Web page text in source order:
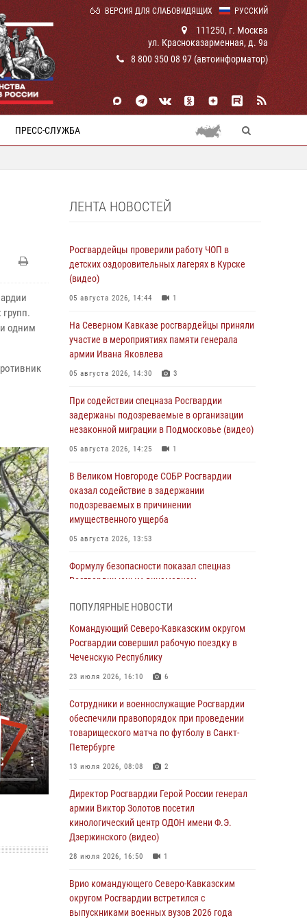
РУССКИЙ
ВЕРСИЯ ДЛЯ СЛАБОВИДЯЩИХ
111250, г. Москва
ул. Красноказарменная, д. 9а
8 800 350 08 97 (автоинформатор)
ПРЕСС-СЛУЖБА
одним
ЛЕНТА НОВОСТЕЙ
Росгвардейцы проверили работу ЧОП в
детских оздоровительных лагерях в Курске
(видео)
05 августа 2026, 14:44 1
На Северном Кавказе росгвардейцы приняли
участие в мероприятиях памяти генерала
армии Ивана Яковлева
05 августа 2026, 14:30 3
При содействии спецназа Росгвардии
задержаны подозреваемые в организации
незаконной миграции в Подмосковье (видео)
05 августа 2026, 14:25 1
В Великом Новгороде СОБР Росгвардии
оказал содействие в задержании
подозреваемых в причинении
имущественного ущерба
05 августа 2026, 13:53
Формулу безопасности показал спецназ
Росгвардии юным динамовцам
В столице росгвардейцы задержали мужчину,
устроившего дебош в букмекерской конторе
В Удмуртии при силовой поддержке спецназа
Росгвардии задержаны подозреваемые в
мошенничестве под видом оказания
оздоровительных услуг (видео)
В Москве дети сотрудников и
военнослужащих Росгвардии посетили
мастер-класс по художественной гимнастике
05 августа 2026, 13:00
Офицеры Росгвардии и ветераны войск
правопорядка почтили память генерала
армии Ивана Кирилловича Яковлева
ПОПУЛЯРНЫЕ НОВОСТИ
Командующий Северо-Кавказским округом
Росгвардии совершил рабочую поездку в
Чеченскую Республику
23 июля 2026, 16:10 6
Сотрудники и военнослужащие Росгвардии
обеспечили правопорядок при проведении
товарищеского матча по футболу в Санкт-
Петербурге
13 июля 2026, 08:08 2
Директор Росгвардии Герой России генерал
армии Виктор Золотов посетил
кинологический центр ОДОН имени Ф.Э.
Дзержинского (видео)
28 июля 2026, 16:50 1
Врио командующего Северо-Кавказским
округом Росгвардии встретился с
выпускниками военных вузов 2026 года